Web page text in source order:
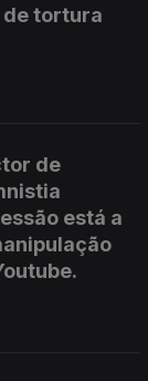
de tortura
de
está a